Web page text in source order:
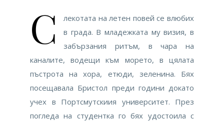
С
лекотата на летен повей се влюбих
в града. В младежката му визия, в
забързания ритъм, в чара на
каналите, водещи към морето, в цялата
пъстрота на хора, етюди, зеленина. Бях
посещавала Бристол преди години докато
учех в Портсмутскиия университет. През
погледа на студентка го бях удостоила с